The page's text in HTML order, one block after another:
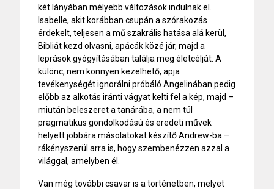
két lányában mélyebb változások indulnak el.
Isabelle, akit korábban csupán a szórakozás
érdekelt, teljesen a mű szakrális hatása alá kerül,
Bibliát kezd olvasni, apácák közé jár, majd a
leprások gyógyításában találja meg életcélját. A
különc, nem könnyen kezelhető, apja
tevékenységét ignorálni próbáló Angelinában pedig
előbb az alkotás iránti vágyat kelti fel a kép, majd –
miután beleszeret a tanárába, a nem túl
pragmatikus gondolkodású és eredeti művek
helyett jobbára másolatokat készítő Andrew-ba –
rákényszerül arra is, hogy szembenézzen azzal a
világgal, amelyben él.
Van még további csavar is a történetben, melyet